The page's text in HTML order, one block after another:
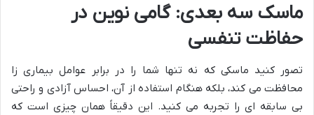
ماسک سه بعدی: گامی نوین در
حفاظت تنفسی
تصور کنید ماسکی که نه تنها شما را در برابر عوامل بیماری زا
محافظت می کند، بلکه هنگام استفاده از آن، احساس آزادی و راحتی
بی سابقه ای را تجربه می کنید. این دقیقاً همان چیزی است که